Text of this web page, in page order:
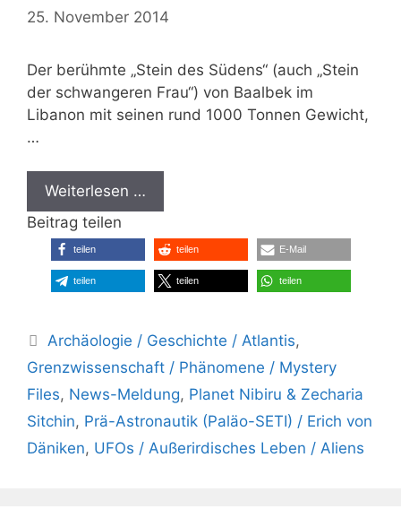
25. November 2014
Der berühmte „Stein des Südens“ (auch „Stein
der schwangeren Frau“) von Baalbek im
Libanon mit seinen rund 1000 Tonnen Gewicht,
…
Weiterlesen …
Beitrag teilen
teilen teilen E-Mail
teilen teilen teilen
Kategorien
Archäologie / Geschichte / Atlantis,
Grenzwissenschaft / Phänomene / Mystery
Files, News-Meldung, Planet Nibiru & Zecharia
Sitchin, Prä-Astronautik (Paläo-SETI) / Erich von
Däniken, UFOs / Außerirdisches Leben / Aliens